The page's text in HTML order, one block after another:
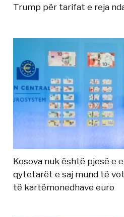
Trump për tarifat e reja
Kosova nuk është pjesë e
qytetarët e saj mund të
të kartëmonedhave euro